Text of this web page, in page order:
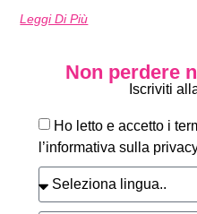
Leggi Di Più
Non perdere
Iscriviti
Ho letto e accetto i
l’informativa sulla